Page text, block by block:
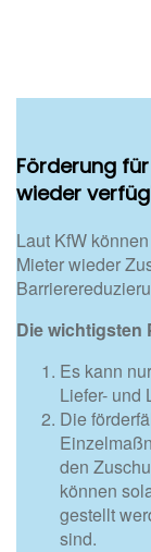
Förderung
wieder
Laut KfW
Mieter wieder
Die wichtigsten
Es kann
Liefer- und
Die
den
können
gestellt
sind.